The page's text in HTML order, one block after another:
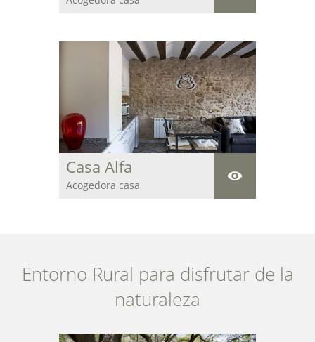
de la paz y del entorno
natural que rodea la
Casa Alfa
Acogedora casa
Entorno Rural para disfrutar de la
naturaleza